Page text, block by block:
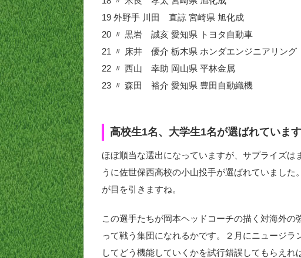
19 外野手 川田 直諒 宮崎県 旭化成
20 〃 黒岩 誠亥 愛知県 トヨタ自動車
21 〃 床井 優介 栃木県 ホンダエンジニアリング
22 〃 西山 幸助 岡山県 平林金属
23 〃 森田 裕介 愛知県 豊田自動織機
高校生1名、大学生1名が選ばれています
ほぼ順当な選出になっていますが、サプライズは
うに佐世保西高校の小山投手が選ばれていまし
が目を引きますね。
この選手たちが岡本ヘッドコーチの描く対海外
って戦う集団になれるかです。２月にニュージ
してどう機能していくかを試行錯誤してもらえれ